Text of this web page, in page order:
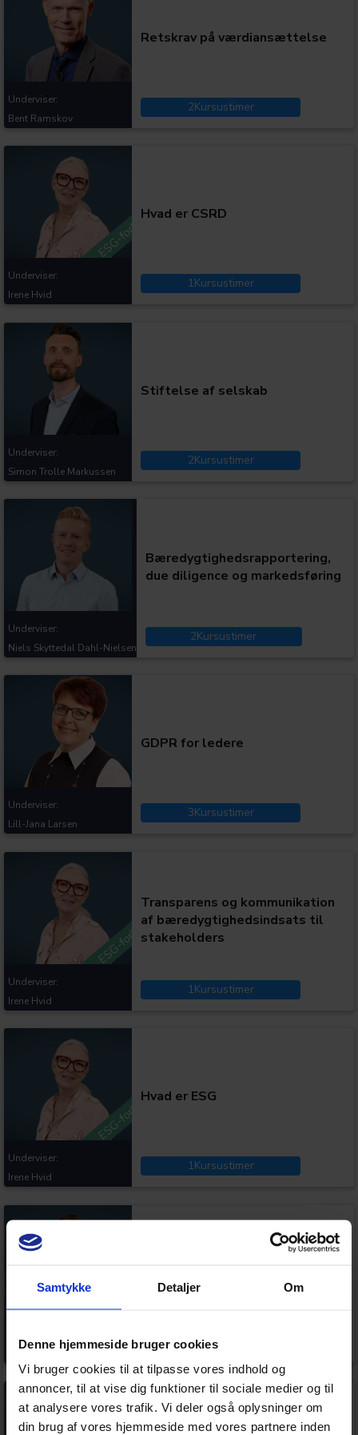
Samtykke Detaljer Om
Denne hjemmeside bruger cookies
Vi bruger cookies til at tilpasse vores indhold og
annoncer, til at vise dig funktioner til sociale medier og til
at analysere vores trafik. Vi deler også oplysninger om
din brug af vores hjemmeside med vores partnere inden
Retskrav på værdiansættelse
2Kursustimer
Underviser:
Bent Ramskov
Hvad er CSRD
1Kursustimer
Underviser:
Irene Hvid
Stiftelse af selskab
2Kursustimer
Underviser:
Simon Trolle Markussen
Bæredygtighedsrapportering,
due diligence og markedsføring
2Kursustimer
Underviser:
Niels Skyttedal Dahl-Nielsen
GDPR for ledere
3Kursustimer
Underviser:
Lill-Jana Larsen
Transparens og kommunikation
af bæredygtighedsindsats til
stakeholders
1Kursustimer
Underviser:
Irene Hvid
Hvad er ESG
1Kursustimer
Underviser:
Irene Hvid
virksomheder
1Kursustimer
Steen Søgaard Rasmussen